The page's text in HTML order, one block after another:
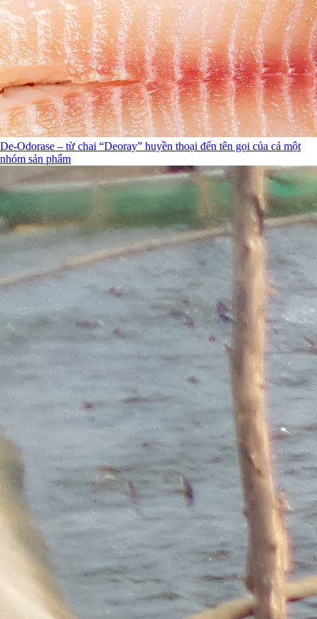
De-Odorase – từ chai “Deoray” huyền thoại đến tên gọi của cả một
nhóm sản phẩm